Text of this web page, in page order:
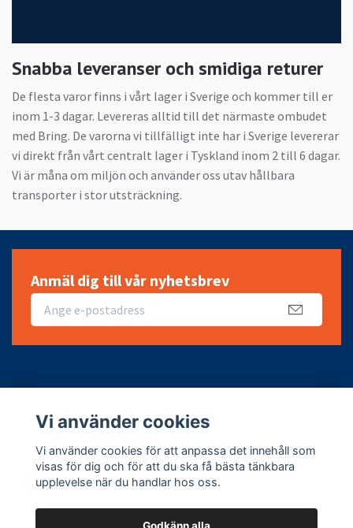
Snabba leveranser och smidiga returer
De flesta varor finns i vårt lager i Sverige och kommer till er
inom 1-3 dagar. Levereras alltid till det närmaste ombudet
med Bring. De varorna vi tillfälligt inte har i Sverige levererar
vi direkt från vårt centralt lager i Tyskland inom 2 till 6 dagar.
Vi är måna om miljön och använder oss utav hållbara
transporter i stor utsträckning.
Anmäl dig till vår nyhetsbrev
Sociala medier
Vi använder cookies
Vi använder cookies för att anpassa det innehåll som
visas för dig och för att du ska få bästa tänkbara
upplevelse när du handlar hos oss.
Godkänn alla